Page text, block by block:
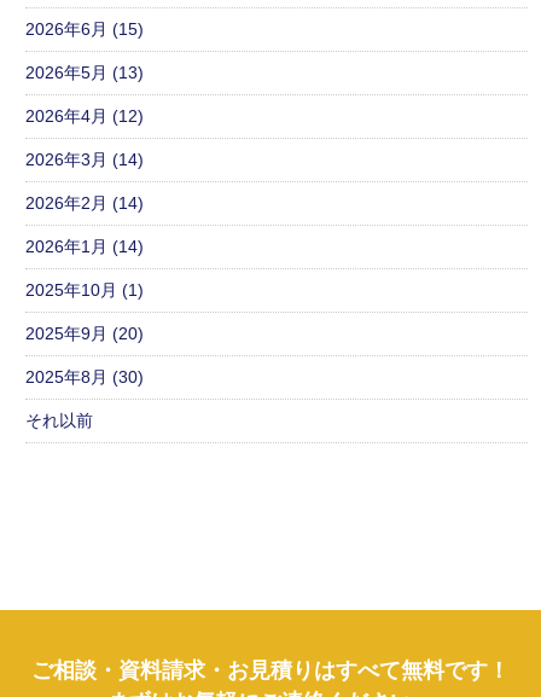
2026年6月 (15)
2026年5月 (13)
2026年4月 (12)
2026年3月 (14)
2026年2月 (14)
2026年1月 (14)
2025年10月 (1)
2025年9月 (20)
2025年8月 (30)
それ以前
ご相談・資料請求・お見積りはすべて無料です！